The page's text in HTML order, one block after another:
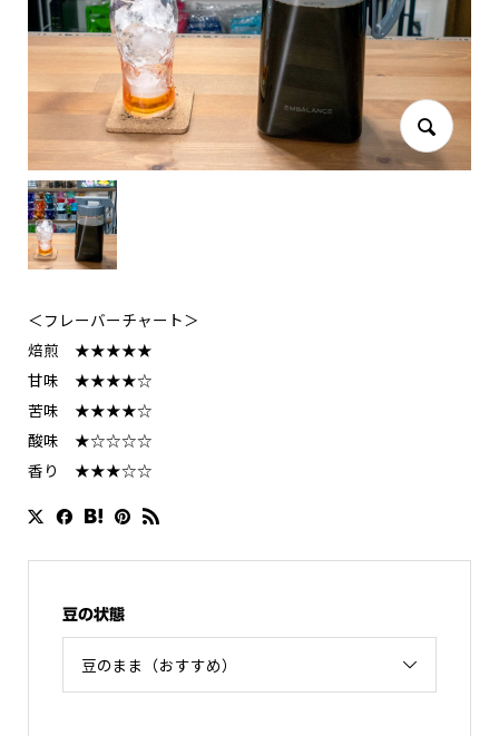
＜フレーバーチャート＞
焙煎 ★★★★★
甘味 ★★★★☆
苦味 ★★★★☆
酸味 ★☆☆☆☆
香り ★★★☆☆
豆の状態